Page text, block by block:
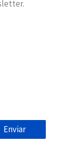
Enviar